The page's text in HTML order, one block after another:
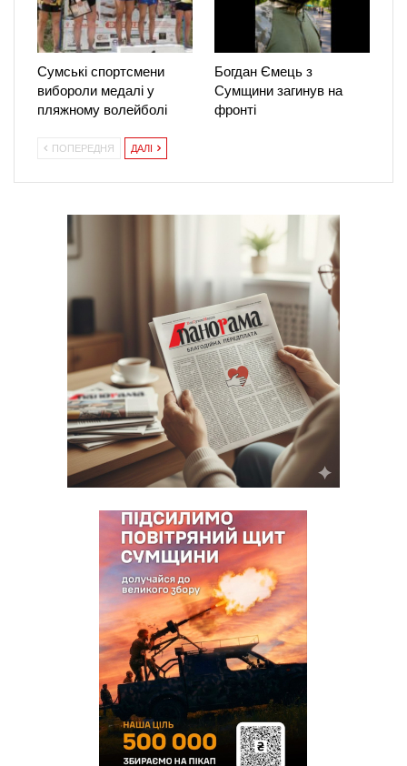
Сумські спортсмени
вибороли медалі у
пляжному волейболі
Богдан Ємець з
Сумщини загинув на
фронті
ПОПЕРЕДНЯ ДАЛІ